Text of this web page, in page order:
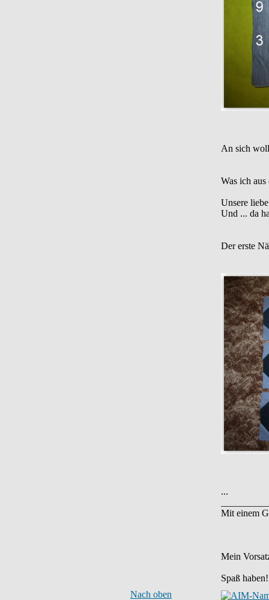
An sich
Was ich aus
Unsere
Und ... da
Der erste
...
Mit einem
Mein
Spaß
Nach oben